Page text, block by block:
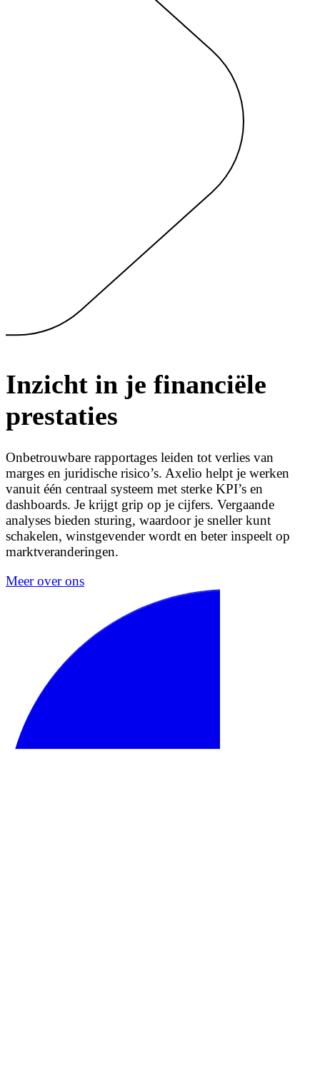
Inzicht in je financiële
prestaties
Onbetrouwbare rapportages leiden tot verlies van
marges en juridische risico’s. Axelio helpt je werken
vanuit één centraal systeem met sterke KPI’s en
dashboards. Je krijgt grip op je cijfers. Vergaande
analyses bieden sturing, waardoor je sneller kunt
schakelen, winstgevender wordt en beter inspeelt op
marktveranderingen.
Meer over ons